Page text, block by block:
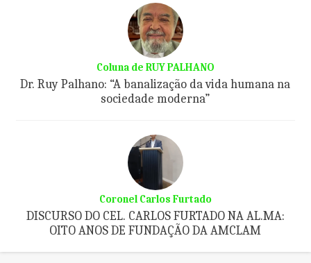
Coluna de RUY PALHANO
Dr. Ruy Palhano: “A banalização da vida humana na
sociedade moderna”
Coronel Carlos Furtado
DISCURSO DO CEL. CARLOS FURTADO NA AL.MA:
OITO ANOS DE FUNDAÇÃO DA AMCLAM